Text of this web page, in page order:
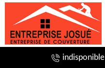
indisponible